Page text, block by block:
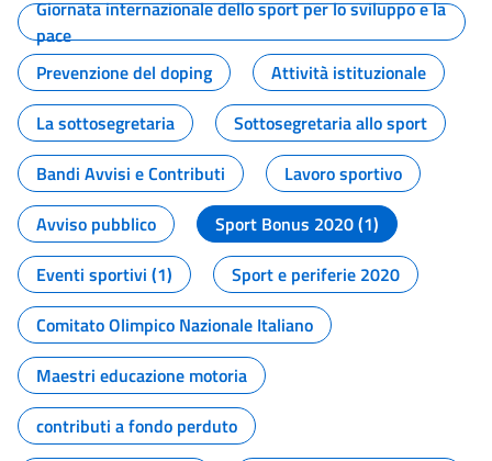
Giornata internazionale dello sport per lo sviluppo e la
pace
Prevenzione del doping
Attività istituzionale
La sottosegretaria
Sottosegretaria allo sport
Bandi Avvisi e Contributi
Lavoro sportivo
Avviso pubblico
Sport Bonus 2020 (1)
Eventi sportivi (1)
Sport e periferie 2020
Comitato Olimpico Nazionale Italiano
Maestri educazione motoria
contributi a fondo perduto